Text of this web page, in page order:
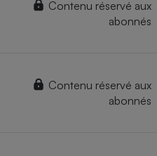
Contenu réservé aux
abonnés
Contenu réservé aux
abonnés